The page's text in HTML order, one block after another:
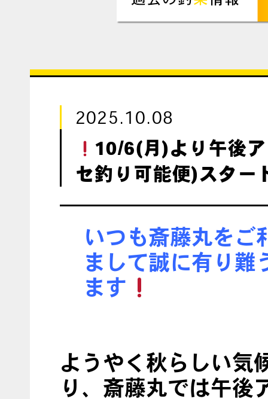
2025.10.08
10/6(月)より午後
セ釣り可能便)スター
いつも斎藤丸をご
まして誠に有り難
ます
ようやく秋らしい気
り、斎藤丸では午後